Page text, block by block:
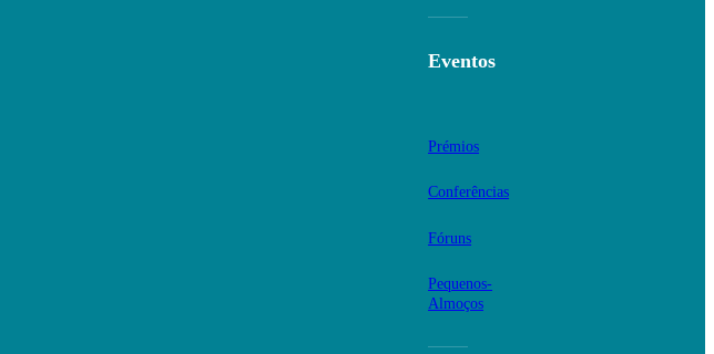
Eventos
Prémios
Conferências
Fóruns
Pequenos-
Almoços